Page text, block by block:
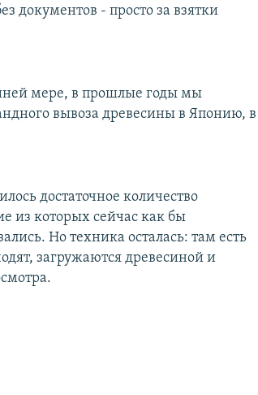
документов - просто за взятки
мере, в прошлые годы мы
вывоза древесины в Японию, в
достаточное количество
из которых сейчас как бы
Но техника осталась: там есть
загружаются древесиной и